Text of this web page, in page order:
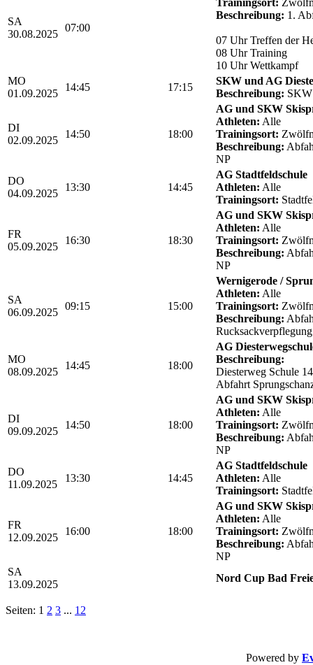
SA
30.08.2025
07:00
Beschreibung: 1.
07 Uhr Treffen der
08 Uhr Training
10 Uhr Wettkampf
MO
01.09.2025
14:45 17:15
SKW und AG
Beschreibung:
DI
02.09.2025
14:50 18:00
AG und SKW
Athleten: Alle
Trainingsort:
Beschreibung:
NP
DO
04.09.2025
13:30 14:45
AG Stadtfeldschule
Athleten: Alle
Trainingsort:
FR
05.09.2025
16:30 18:30
AG und SKW
Athleten: Alle
Trainingsort:
Beschreibung:
NP
SA
06.09.2025
09:15 15:00
Wernigerode /
Athleten: Alle
Trainingsort:
Beschreibung:
Rucksackverpflegung
MO
08.09.2025
14:45 18:00
AG
Beschreibung:
Diesterweg Schule
Abfahrt
DI
09.09.2025
14:50 18:00
AG und SKW
Athleten: Alle
Trainingsort:
Beschreibung:
NP
DO
11.09.2025
13:30 14:45
AG Stadtfeldschule
Athleten: Alle
Trainingsort:
FR
12.09.2025
16:00 18:00
AG und SKW
Athleten: Alle
Trainingsort:
Beschreibung:
NP
SA
13.09.2025
Nord Cup Bad
Seiten: 1 2 3 ... 12
Powered by